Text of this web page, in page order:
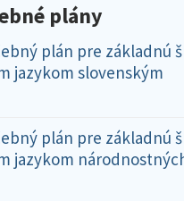
plány
plán pre základnú
jazykom slovenským
plán pre základnú
jazykom